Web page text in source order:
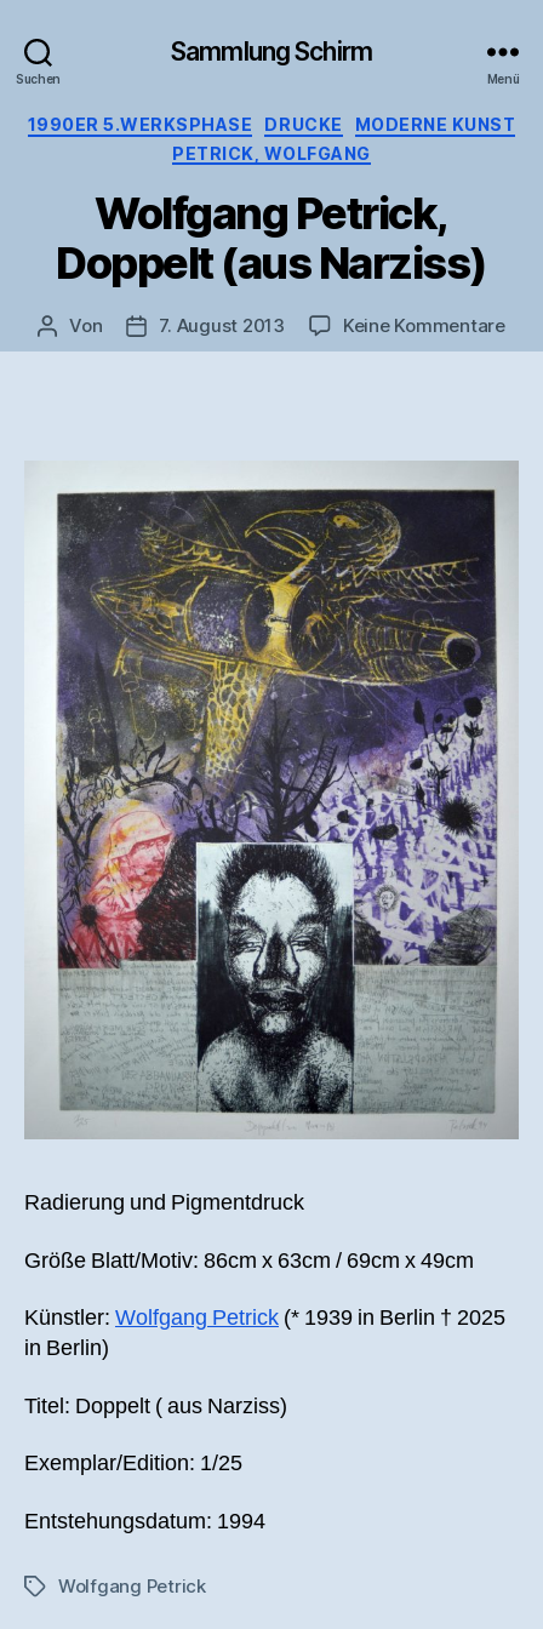
Suchen
Sammlung Schirm
Menü
Kategorien
1990ER 5.WERKSPHASE DRUCKE
MODERNE KUNST
PETRICK, WOLFGANG
Wolfgang Petrick,
Doppelt (aus Narziss)
Beitragsautor
Von Veröffentlichungsdatum
7. August 2013 Keine Kommentarezu
Radierung und Pigmentdruck
Größe Blatt/Motiv: 86cm x 63cm / 69cm x 49cm
Künstler: Wolfgang Petrick (* 1939 in Berlin † 2025
in Berlin)
Titel: Doppelt ( aus Narziss)
Exemplar/Edition: 1/25
Entstehungsdatum: 1994
Schlagwörter
Wolfgang Petrick